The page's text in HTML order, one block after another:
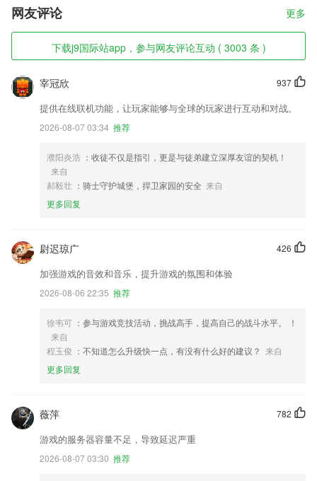
网友评论 更多
下载j9国际站app，参与网友评论互动 ( 3003 条 )
937
宰冠欣
提供在线联机功能，让玩家能够与全球的玩家进行互动和对战。
2026-08-07 03:34 推荐
濮阳炎浩 ：收徒不仅是指引，更是与徒弟建立深厚友谊的契机！
来自
郝毅壮 ：骑士守护城堡，捍卫家园的安全 来自
更多回复
426
尉迟琼广
加强游戏的音效和音乐，提升游戏的氛围和体验
2026-08-06 22:35 推荐
徐韦可 ：参与游戏竞技活动，挑战高手，提高自己的战斗水平。 ！
来自
程玉俊 ：不知道怎么升级快一点，有没有什么好的建议？ 来自
更多回复
782
薇萍
游戏的服务器容量不足，导致延迟严重
2026-08-07 03:30 推荐